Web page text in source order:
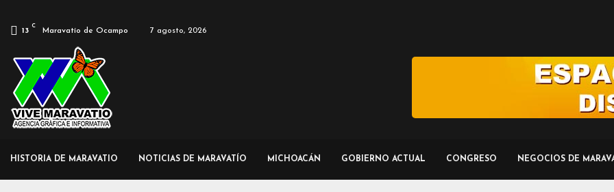
13
C
Maravatío de Ocampo 7 agosto, 2026
HISTORIA DE MARAVATIO NOTICIAS DE MARAVATÍO MICHOACÁN GOBIERNO ACTUAL CONGRESO NEGOCIOS DE